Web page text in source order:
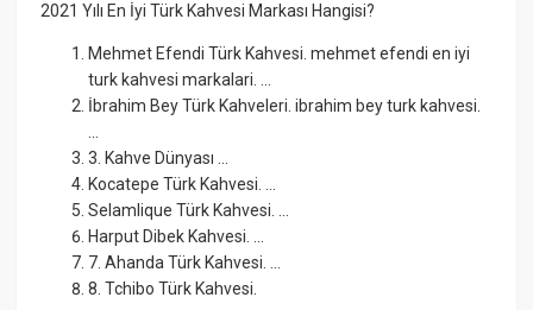
2021 Yılı En İyi Türk Kahvesi Markası Hangisi?
Mehmet Efendi Türk Kahvesi. mehmet efendi en iyi
turk kahvesi markalari. ...
İbrahim Bey Türk Kahveleri. ibrahim bey turk kahvesi.
...
3. Kahve Dünyası ...
Kocatepe Türk Kahvesi. ...
Selamlique Türk Kahvesi. ...
Harput Dibek Kahvesi. ...
7. Ahanda Türk Kahvesi. ...
8. Tchibo Türk Kahvesi.